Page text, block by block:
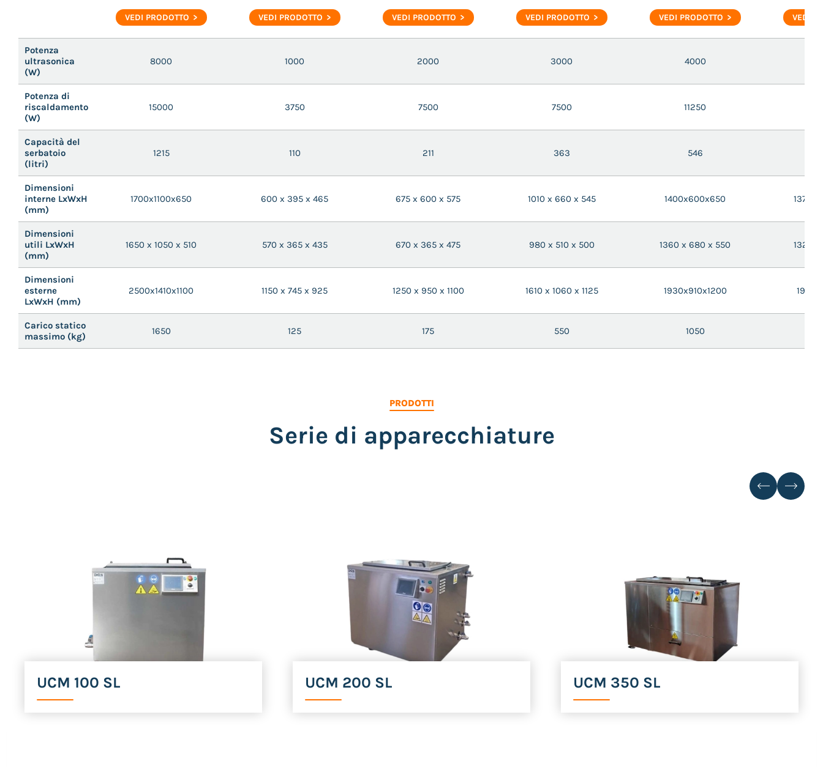
VEDI PRODOTTO VEDI PRODOTTO VEDI PRODOTTO VEDI PRODOTTO VEDI PRODOTTO VEDI
Potenza
ultrasonica
(W)
8000 1000 2000 3000 4000
Potenza di
riscaldamento
(W)
15000 3750 7500 7500 11250
Capacità del
serbatoio
(litri)
1215 110 211 363 546
Dimensioni
interne LxWxH
(mm)
1700x1100x650 600 x 395 x 465 675 x 600 x 575 1010 x 660 x 545 1400x600x650 1370
Dimensioni
utili LxWxH
(mm)
1650 x 1050 x 510 570 x 365 x 435 670 x 365 x 475 980 x 510 x 500 1360 x 680 x 550 1320
Dimensioni
esterne
LxWxH (mm)
2500x1410x1100 1150 x 745 x 925 1250 x 950 x 1100 1610 x 1060 x 1125 1930x910x1200
Carico statico
massimo (kg)
1650 125 175 550 1050
PRODOTTI
Serie di apparecchiature
UCM 100 SL UCM 200 SL UCM 350 SL